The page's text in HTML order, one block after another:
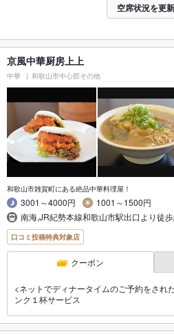
空席状況を更
京風中華厨房上上
中華 和歌山市中心部その他
和歌山市雑賀町にある絶品中華料理屋！
3001～4000円
1001～1500円
南海,JR紀勢本線和歌山市駅出口より徒
口コミ投稿特典対象店
クーポン
<ネットでディナータイムのご予約をされ
ンク１杯サービス